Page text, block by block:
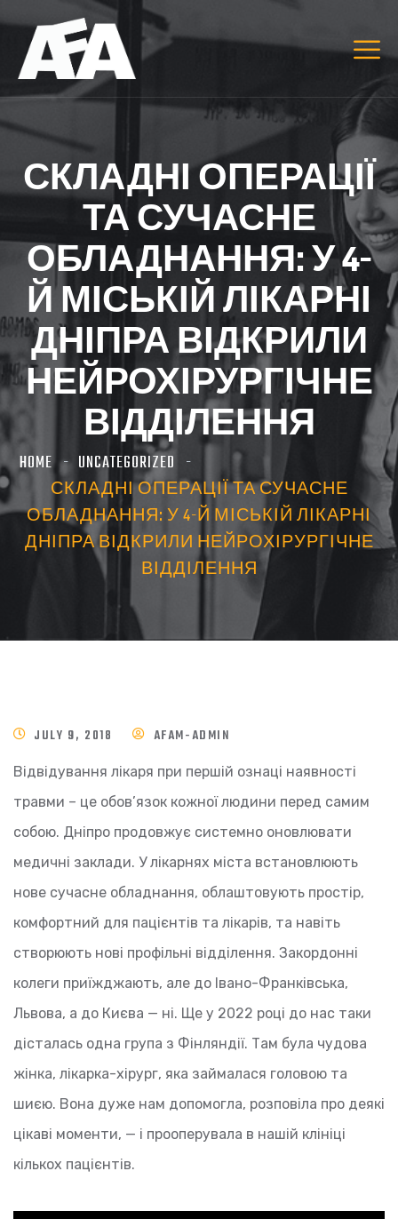
СКЛАДНІ ОПЕРАЦІЇ
ТА СУЧАСНЕ
ОБЛАДНАННЯ: У 4-
Й МІСЬКІЙ ЛІКАРНІ
ДНІПРА ВІДКРИЛИ
НЕЙРОХІРУРГІЧНЕ
ВІДДІЛЕННЯ
HOME
UNCATEGORIZED
СКЛАДНІ ОПЕРАЦІЇ ТА СУЧАСНЕ
ОБЛАДНАННЯ: У 4-Й МІСЬКІЙ ЛІКАРНІ
ДНІПРА ВІДКРИЛИ НЕЙРОХІРУРГІЧНЕ
ВІДДІЛЕННЯ
JULY 9, 2018 AFAM-ADMIN
Відвідування лікаря при першій ознаці наявності
травми – це обов’язок кожної людини перед самим
собою. Дніпро продовжує системно оновлювати
медичні заклади. У лікарнях міста встановлюють
нове сучасне обладнання, облаштовують простір,
комфортний для пацієнтів та лікарів, та навіть
створюють нові профільні відділення. Закордонні
колеги приїжджають, але до Івано-Франківська,
Львова, а до Києва — ні. Ще у 2022 році до нас таки
дісталась одна група з Фінляндії. Там була чудова
жінка, лікарка-хірург, яка займалася головою та
шиєю. Вона дуже нам допомогла, розповіла про деякі
цікаві моменти, — і прооперувала в нашій клініці
кількох пацієнтів.